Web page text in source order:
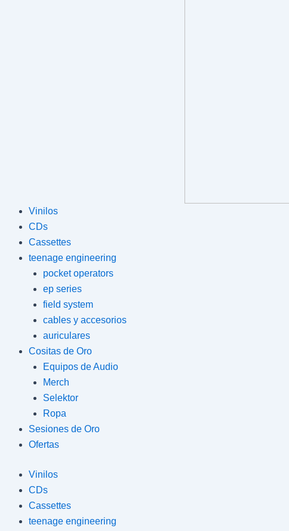
Vinilos
CDs
Cassettes
teenage engineering
pocket operators
ep series
field system
cables y accesorios
auriculares
Cositas de Oro
Equipos de Audio
Merch
Selektor
Ropa
Sesiones de Oro
Ofertas
Vinilos
CDs
Cassettes
teenage engineering